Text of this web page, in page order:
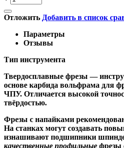
Отложить Добавить в список
Параметры
Отзывы
Тип инструмента
Твердосплавные фрезы —
основе карбида вольфрама для
ЧПУ. Отличается высокой
твёрдостью.
Фрезы с напайками
На станках могут создавать
изнашивают подшипники
качественные профильные фрезы